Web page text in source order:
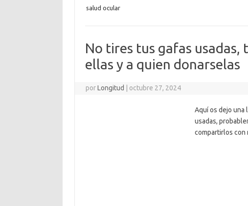
salud ocular
No tires tus gafas usadas,
ellas y a quien donarselas
porLongitud octubre 27, 2024
Aquí os dejo una
usadas,
compartirlos con